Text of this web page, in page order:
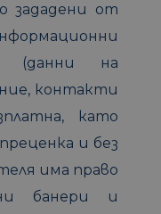
зададени от
(данни на
контакти
като
и без
има право
банери и